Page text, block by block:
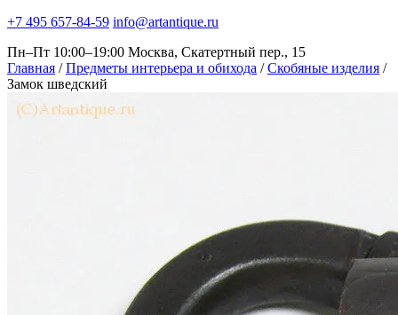
+7 495 657-84-59 info@artantique.ru
Пн–Пт 10:00–19:00 Москва, Скатертный пер., 15
Главная / Предметы интерьера и обихода / Скобяные изделия /
Замок шведский